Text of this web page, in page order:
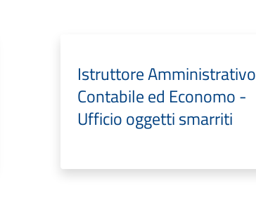
Istruttore Amministrativo
Contabile ed Economo -
Ufficio oggetti smarriti